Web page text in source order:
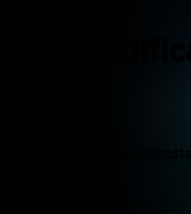
si
articolo su quali